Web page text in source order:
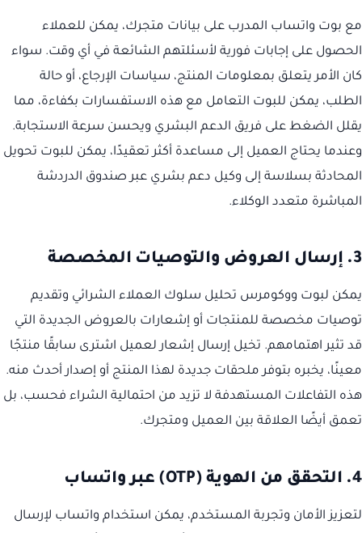
مع بوت واتساب المدرب على بيانات متجرك، يمكن للعملاء
الحصول على إجابات فورية لأسئلتهم الشائعة في أي وقت. سواء
كان الأمر يتعلق بمعلومات المنتج، سياسات الإرجاع، أو حالة
الطلب، يمكن للبوت التعامل مع هذه الاستفسارات بكفاءة، مما
يقلل الضغط على فريق الدعم البشري ويحسن سرعة الاستجابة.
وعندما يحتاج العميل إلى مساعدة أكثر تعقيدًا، يمكن للبوت تحويل
المحادثة بسلاسة إلى وكيل دعم بشري عبر صندوق الدردشة
المباشرة متعدد الوكلاء.
3. إرسال العروض والتوصيات المخصصة
يمكن لبوت ووكومرس تحليل سلوك العملاء الشرائي وتقديم
توصيات مخصصة للمنتجات أو إشعارات بالعروض الجديدة التي
قد تثير اهتمامهم. تخيل إرسال إشعار لعميل اشترى سابقًا منتجًا
معينًا، يخبره بتوفر ملحقات جديدة لهذا المنتج أو إصدار أحدث منه.
هذه التفاعلات المستهدفة لا تزيد من احتمالية الشراء فحسب، بل
تعمق أيضًا العلاقة بين العميل ومتجرك.
4. التحقق من الهوية (OTP) عبر واتساب
لتعزيز الأمان وتجربة المستخدم، يمكن استخدام واتساب لإرسال